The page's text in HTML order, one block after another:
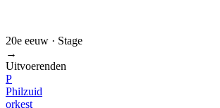
20e eeuw · Stage
→
Uitvoerenden
P
Philzuid
orkest